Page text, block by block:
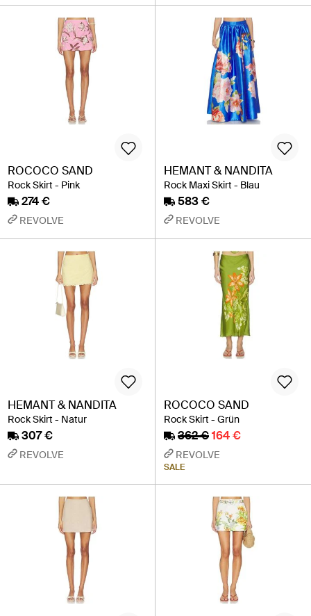
ROCOCO SAND
Rock Skirt - Pink
274 €
REVOLVE
HEMANT & NANDITA
Rock Maxi Skirt - Blau
583 €
REVOLVE
HEMANT & NANDITA
Rock Skirt - Natur
307 €
REVOLVE
ROCOCO SAND
Rock Skirt - Grün
362 €164 €
REVOLVE
SALE